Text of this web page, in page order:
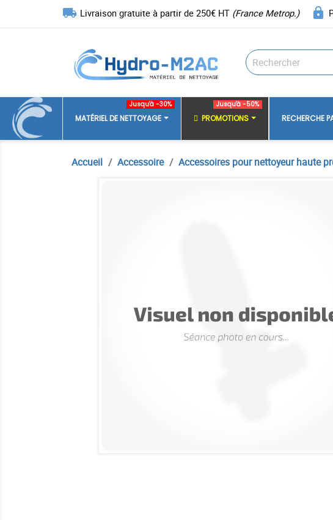
local_shipping Livraison gratuite à partir de 250€ HT (France Metrop.) lock
MATÉRIEL DE NETTOYAGE
Jusqu'à -30%
PROMOTIONS
Jusqu'à -50%
RECHERCHE
Accueil Accessoire Accessoires pour nettoyeur haute